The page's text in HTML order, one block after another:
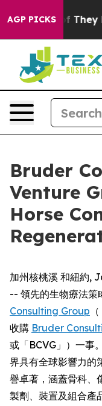
AGP PICKS
no Proof They
Bruder
Venture
Horse
加州核桃溪 和紐約,
-- 領先的生物療法策
Consulting Group
收購 Bruder
或「BCVG」）一事
界具有全球影響力的
譽卓著，涵蓋骨科、
製劑、裝置及組合產